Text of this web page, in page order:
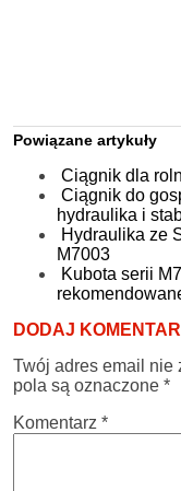
Powiązane artykuły
Ciągnik dla
Ciągnik do
hydraulika i
Hydraulika ze
M7003
Kubota serii
DODAJ
Twój adres email nie
pola są oznaczone *
Komentarz *